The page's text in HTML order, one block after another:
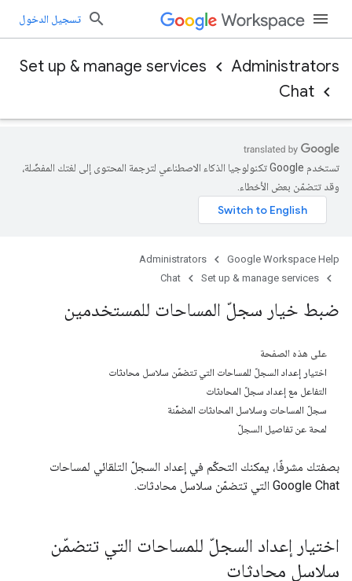
تسجيل الدخول
Administrators
Set up & manage services
Chat
تستخدم Google تكنولوجيا الذكاء الاصطناعي لترجمة المحتوى إلى لغتك المفضّلة،
وقد تتضمّن بعض الأخطاء.
Google Workspace Help
Administrators
Set up & manage services
Chat
ضبط خيار سجلّ المساحات للمستخدمين
على هذه الصفحة
اختيار إعداد السجلّ للمساحات التي تتضمّن سلاسل محادثات
التفاعل مع إعداد سجلّ المحادثات
سجلّ المساحات وسلاسل المحادثات المضمَّنة
لمحة عن تفاصيل السجلّ
بصفتك مشرفًا، يمكنك التحكّم في إعداد السجلّ التلقائي لمساحات
Google Chat التي تتضمّن سلاسل محادثات.
اختيار إعداد السجلّ للمساحات التي تتضمّن
سلاسل محادثات